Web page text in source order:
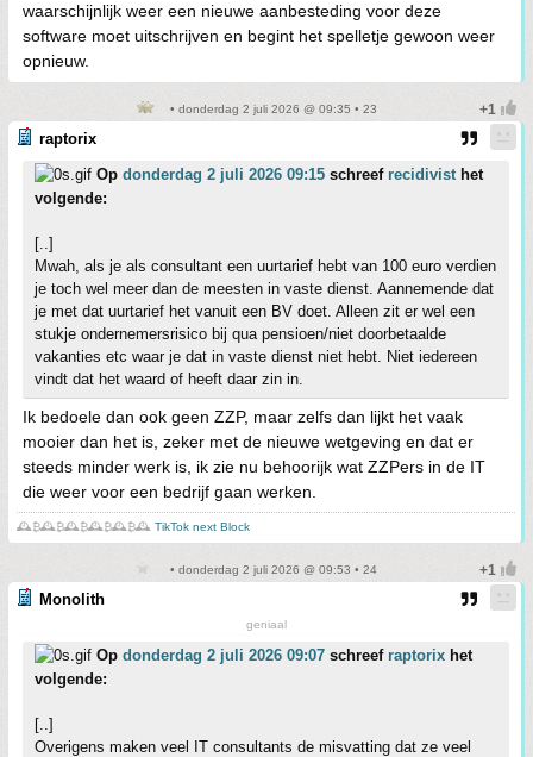
waarschijnlijk weer een nieuwe aanbesteding voor deze
software moet uitschrijven en begint het spelletje gewoon weer
opnieuw.
• donderdag 2 juli 2026 @ 09:35 • 23
raptorix
Op donderdag 2 juli 2026 09:15 schreef recidivisthet
volgende:
[..]
Mwah, als je als consultant een uurtarief hebt van 100 euro verdien
je toch wel meer dan de meesten in vaste dienst. Aannemende dat
je met dat uurtarief het vanuit een BV doet. Alleen zit er wel een
stukje ondernemersrisico bij qua pensioen/niet doorbetaalde
vakanties etc waar je dat in vaste dienst niet hebt. Niet iedereen
vindt dat het waard of heeft daar zin in.
Ik bedoele dan ook geen ZZP, maar zelfs dan lijkt het vaak
mooier dan het is, zeker met de nieuwe wetgeving en dat er
steeds minder werk is, ik zie nu behoorijk wat ZZPers in de IT
die weer voor een bedrijf gaan werken.
🕰️₿🕰️₿🕰️₿🕰️₿🕰️₿🕰️ TikTok next Block
• donderdag 2 juli 2026 @ 09:53 • 24
Monolith
geniaal
Op donderdag 2 juli 2026 09:07 schreef raptorix het
volgende:
[..]
Overigens maken veel IT consultants de misvatting dat ze veel